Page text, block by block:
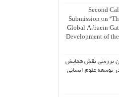
Second
Submission on
Global Arbaein
Development of
بررسی نقش همایش
توسعه علوم انسانی